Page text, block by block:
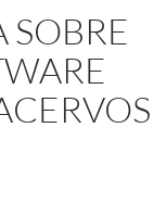
SOBRE